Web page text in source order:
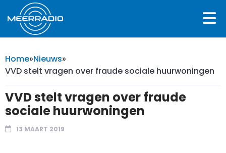
Home»Nieuws»
VVD stelt vragen over fraude sociale huurwoningen
VVD stelt vragen over fraude
sociale huurwoningen
13 MAART 2019